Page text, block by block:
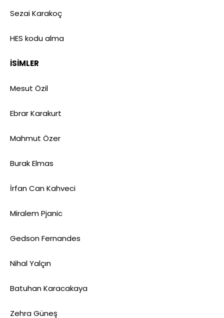
Sezai Karakoç
HES kodu alma
İSİMLER
Mesut Özil
Ebrar Karakurt
Mahmut Özer
Burak Elmas
İrfan Can Kahveci
Miralem Pjanic
Gedson Fernandes
Nihal Yalçın
Batuhan Karacakaya
Zehra Güneş